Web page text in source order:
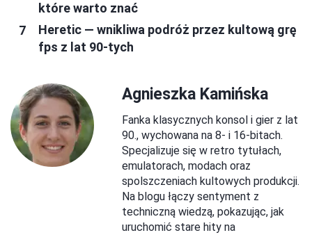
które warto znać
Heretic — wnikliwa podróż przez kultową grę
fps z lat 90-tych
Agnieszka Kamińska
Fanka klasycznych konsol i gier z lat
90., wychowana na 8- i 16-bitach.
Specjalizuje się w retro tytułach,
emulatorach, modach oraz
spolszczeniach kultowych produkcji.
Na blogu łączy sentyment z
techniczną wiedzą, pokazując, jak
uruchomić stare hity na